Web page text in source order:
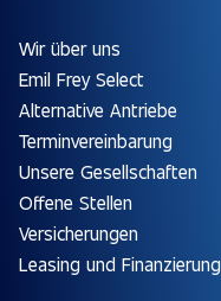
Wir über uns
Emil Frey Select
Alternative Antriebe
Terminvereinbarung
Unsere Gesellschaften
Offene Stellen
Versicherungen
Leasing und Finanzierung